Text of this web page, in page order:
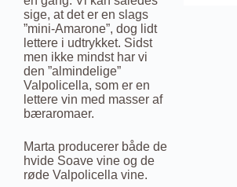
sige, at det er en slags
”mini-Amarone”, dog lidt
lettere i udtrykket. Sidst
men ikke mindst har vi
den ”almindelige”
Valpolicella, som er en
lettere vin med masser af
bæraromaer.
Marta producerer både de
hvide Soave vine og de
røde Valpolicella vine.